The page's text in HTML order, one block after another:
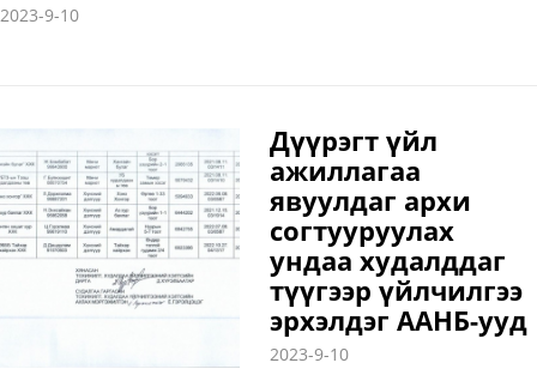
2023-9-10
Дүүрэгт үйл
ажиллагаа
явуулдаг архи
согтууруулах
ундаа худалддаг
түүгээр үйлчилгээ
эрхэлдэг ААНБ-ууд
2023-9-10